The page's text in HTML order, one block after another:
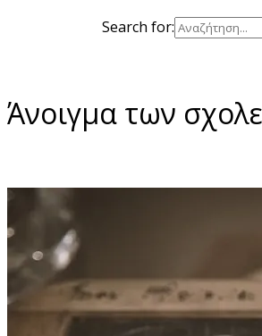
Search for:
Άνοιγμα των